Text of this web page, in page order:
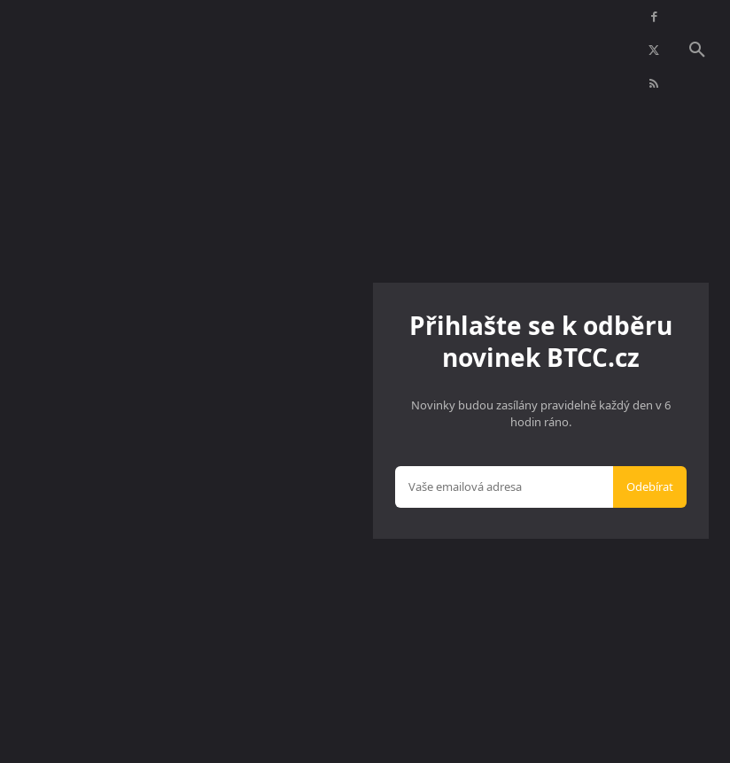
Přihlašte se k odběru
novinek BTCC.cz
Novinky budou zasílány pravidelně každý den v 6
hodin ráno.
Odebírat